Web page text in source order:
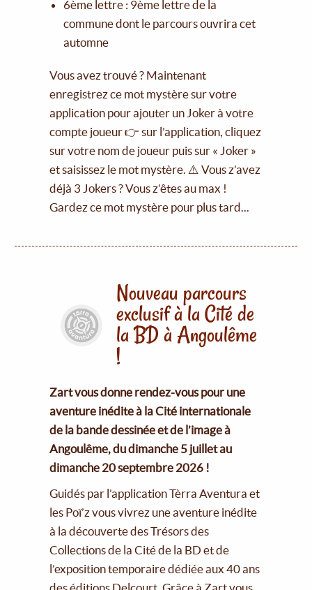
6ème lettre : 9ème lettre de la
commune dont le parcours ouvrira cet
automne
Vous avez trouvé ? Maintenant
enregistrez ce mot mystère sur votre
application pour ajouter un Joker à votre
compte joueur 👉 sur l’application, cliquez
sur votre nom de joueur puis sur « Joker »
et saisissez le mot mystère. ⚠️ Vous z’avez
déjà 3 Jokers ? Vous z’êtes au max !
Gardez ce mot mystère pour plus tard...
Nouveau parcours
exclusif à la Cité de
la BD à Angoulême
!
Zart vous donne rendez-vous pour une
aventure inédite à la Cité internationale
de la bande dessinée et de l’image à
Angoulême, du dimanche 5 juillet au
dimanche 20 septembre 2026 !
Guidés par l’application Tèrra Aventura et
les Poï’z vous vivrez une aventure inédite
à la découverte des Trésors des
Collections de la Cité de la BD et de
l’exposition temporaire dédiée aux 40 ans
des éditions Delcourt. Grâce à Zart vous